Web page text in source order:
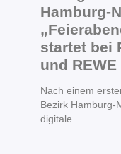
Hamburg-
startet bei
und REWE
Nach einem
Bezirk Hamburg-
digitale